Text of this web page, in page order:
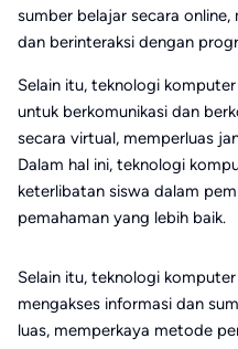
sumber belajar secara
dan berinteraksi dengan
Selain itu, teknologi
untuk berkomunikasi dan
secara virtual, memperluas
Dalam hal ini, teknologi
keterlibatan siswa dalam
pemahaman yang lebih baik.
Selain itu, teknologi
mengakses informasi dan
luas, memperkaya metode